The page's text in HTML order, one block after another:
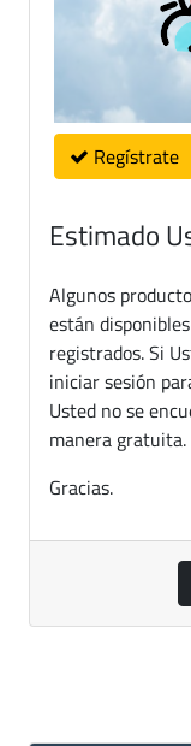
Regístrate
Estimado
Algunos
están
registrados. Si
iniciar sesión
Usted no se
manera gratuita.
Gracias.